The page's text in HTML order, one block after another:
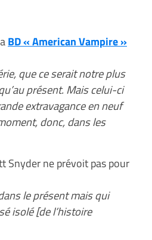
BD « American Vampire »
que ce serait notre plus
présent. Mais celui-ci
extravagance en neuf
donc, dans les
Snyder ne prévoit pas pour
le présent mais qui
isolé [de l’histoire